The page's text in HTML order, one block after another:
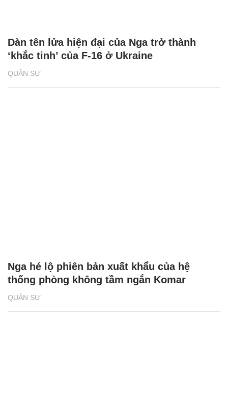
QUÂN SỰ
Dàn tên lửa hiện đại của Nga trở thành
‘khắc tinh’ của F-16 ở Ukraine
QUÂN SỰ
Nga hé lộ phiên bản xuất khẩu của hệ
thống phòng không tầm ngắn Komar